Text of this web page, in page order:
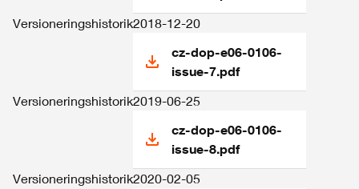
Versioneringshistorik2018-12-20
cz-dop-e06-0106-
issue-7.pdf
Versioneringshistorik2019-06-25
cz-dop-e06-0106-
issue-8.pdf
Versioneringshistorik2020-02-05